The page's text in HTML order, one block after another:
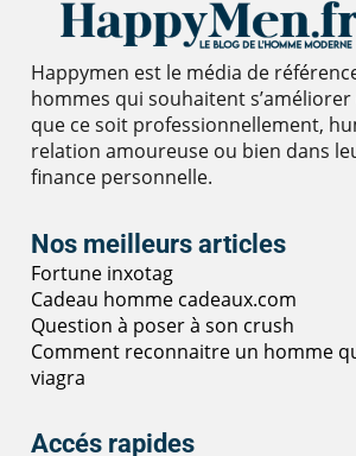
Happymen est le média de
hommes qui souhaitent
que ce soit professionnellement,
relation amoureuse ou bien dans
finance personnelle.
Nos meilleurs articles
Fortune inxotag
Cadeau homme cadeaux.com
Question à poser à son crush
Comment reconnaitre un homme
viagra
Accés rapides